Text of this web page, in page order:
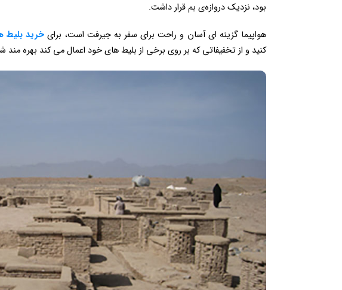
بود، نزدیک دروازه‌ی بم قرار داشت.
هواپیما گزینه ای آسان و راحت برای سفر به جیرفت است، برای خرید بلیط
کنید و از تخفیفاتی که بر روی برخی از بلیط های خود اعمال می کند بهره مند